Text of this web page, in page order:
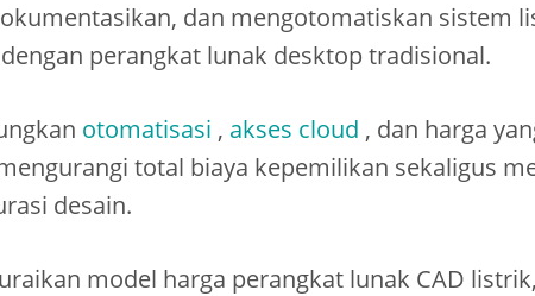
dan mengotomatiskan sistem
perangkat lunak desktop tradisional.
otomatisasi , akses cloud , dan harga
total biaya kepemilikan sekaligus
desain.
model harga perangkat lunak CAD